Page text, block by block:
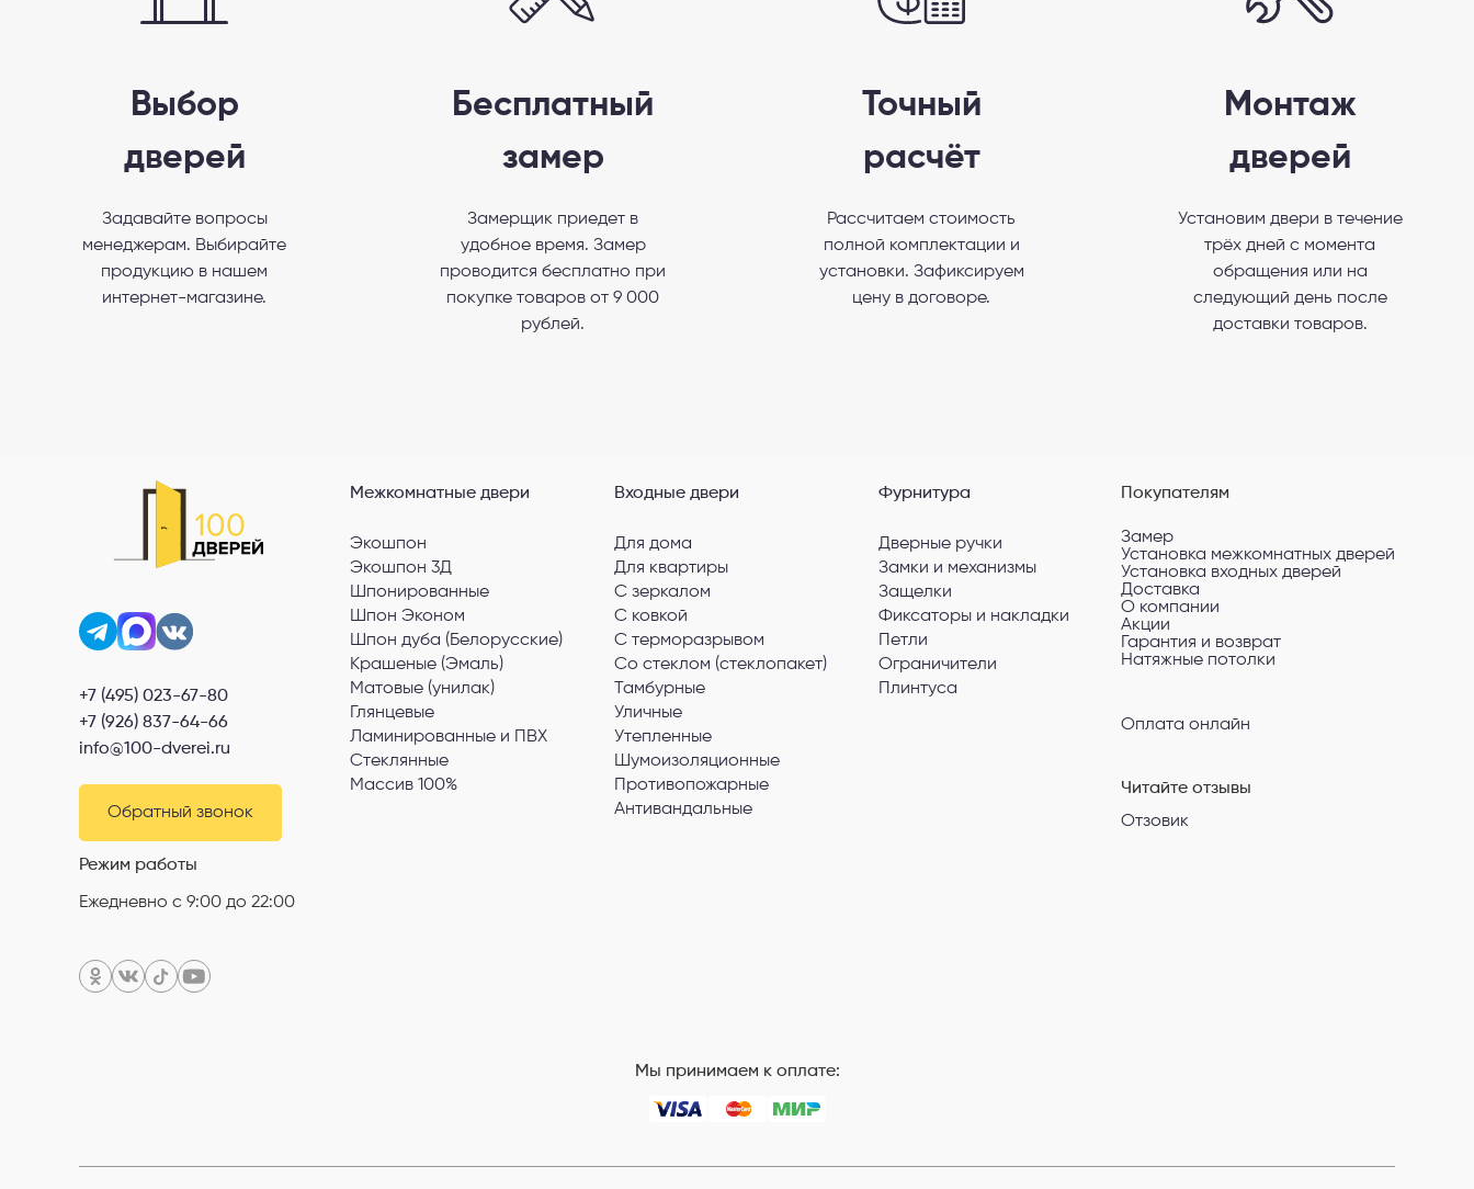
Выбор
дверей
Задавайте вопросы
менеджерам. Выбирайте
продукцию в нашем
интернет-магазине.
Бесплатный
замер
Замерщик приедет в
удобное время. Замер
проводится бесплатно при
покупке товаров от 9 000
рублей.
Точный
расчёт
Рассчитаем стоимость
полной комплектации и
установки. Зафиксируем
цену в договоре.
Монтаж
дверей
Установим двери в течение
трёх дней с момента
обращения или на
следующий день после
доставки товаров.
+7 (495) 023-67-80
+7 (926) 837-64-66
info@100-dverei.ru
Обратный звонок
Режим работы
Ежедневно с 9:00 до 22:00
Межкомнатные двери
Экошпон
Экошпон 3Д
Шпонированные
Шпон Эконом
Шпон дуба (Белорусские)
Крашеные (Эмаль)
Матовые (унилак)
Глянцевые
Ламинированные и ПВХ
Стеклянные
Массив 100%
Входные двери
Для дома
Для квартиры
С зеркалом
С ковкой
С терморазрывом
Со стеклом (стеклопакет)
Тамбурные
Уличные
Утепленные
Шумоизоляционные
Противопожарные
Антивандальные
Фурнитура
Дверные ручки
Замки и механизмы
Защелки
Фиксаторы и накладки
Петли
Ограничители
Плинтуса
Покупателям
Замер
Установка межкомнатных дверей
Установка входных дверей
Доставка
О компании
Акции
Гарантия и возврат
Натяжные потолки
Оплата онлайн
Читайте отзывы
Отзовик
Мы принимаем к оплате:
Выберите способ связи
Перезвонить MAX
Я согласен сПолитикой конфиденциальности
согласие на обработку персональных